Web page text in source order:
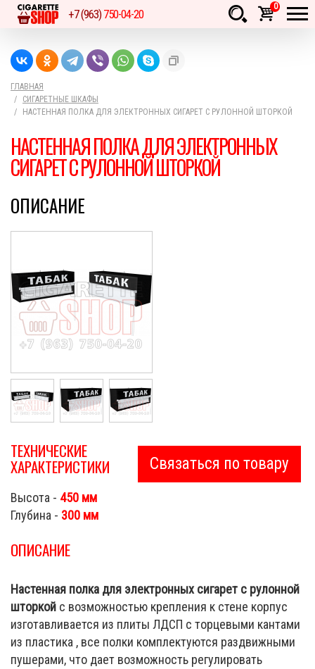
Cigarette Shop
+7 (963)750-04-20
0
ГЛАВНАЯ
СИГАРЕТНЫЕ ШКАФЫ
НАСТЕННАЯ ПОЛКА ДЛЯ ЭЛЕКТРОННЫХ СИГАРЕТ С РУЛОННОЙ ШТОРКОЙ
НАСТЕННАЯ ПОЛКА ДЛЯ ЭЛЕКТРОННЫХ
СИГАРЕТ С РУЛОННОЙ ШТОРКОЙ
ОПИСАНИЕ
Связаться по товару
ТЕХНИЧЕСКИЕ
ХАРАКТЕРИСТИКИ
Высота - 450 мм
Глубина - 300 мм
ОПИСАНИЕ
Настенная полка для электронных сигарет с рулонной
шторкой с возможностью крепления к стене корпус
изготавливается из плиты ЛДСП с торцевыми кантами
из пластика , все полки комплектуются раздвижными
пушерами, что дает возможность регулировать